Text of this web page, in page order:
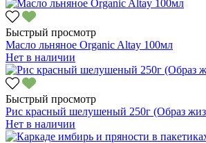
Быстрый просмотр
Масло льняное Organic Altay 100мл
Нет в наличии
Быстрый просмотр
Рис красный шелушеный 250г (Образ
Нет в наличии